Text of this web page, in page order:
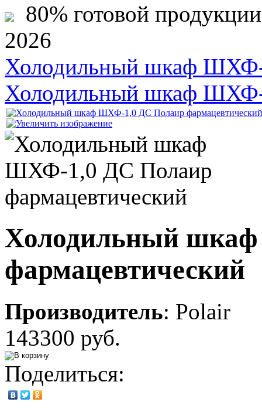
80% готовой
2026
Холодильный шкаф ШХФ-
Холодильный шкаф ШХФ-
Холодильный
фармацевтический
Производитель: Polair
143300 руб.
Поделиться: